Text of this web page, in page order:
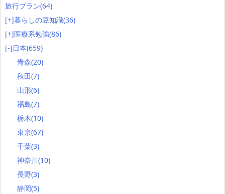
旅行プラン(64)
[+]暮らしの豆知識(36)
[+]医療系勉強(86)
[-]日本(659)
青森(20)
秋田(7)
山形(6)
福島(7)
栃木(10)
東京(67)
千葉(3)
神奈川(10)
長野(3)
静岡(5)